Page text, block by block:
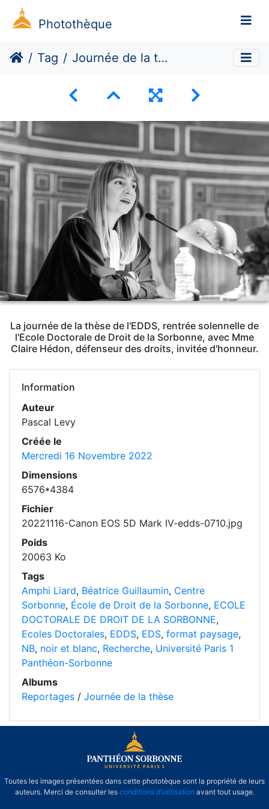
Photothèque
Tag Journée de la thèse EDDS
La journée de la thèse de l'EDDS, rentrée solennelle de
l'Ecole Doctorale de Droit de la Sorbonne, avec Mme
Claire Hédon, défenseur des droits, invitée d'honneur.
Information
Auteur
Pascal Levy
Créée le
Mercredi 16 Novembre 2022
Dimensions
6576*4384
Fichier
20221116-Canon EOS 5D Mark IV-edds-0710.jpg
Poids
20063 Ko
Tags
Amphi Liard, Béatrice Guillaumin, Centre
Sorbonne, École de Droit de la Sorbonne, ECOLE
DOCTORALE DE DROIT DE LA SORBONNE,
Ecoles Doctorales, EDDS, EDS, format paysage,
NB, noir et blanc, Recherche, Université Paris 1
Panthéon-Sorbonne
Albums
Reportages / Journée de la thèse
Toutes les images présentées dans cette phototèque sont la propriété de leurs
auteurs. Merci de consulter les conditions d'utilisationavant tout usage.